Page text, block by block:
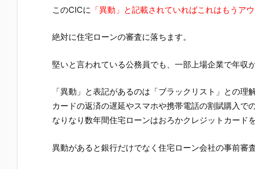
このCICに 「異動」と記載されていればこれはもうア
絶対に住宅ローンの審査に落ちます。
堅いと言われている公務員でも、一部上場企業で年収
「異動」と表記があるのは「ブラックリスト」との理
カードの返済の遅延やスマホや携帯電話の割賦購入で
なりなり数年間住宅ローンはおろかクレジットカード
異動があると銀行だけでなく住宅ローン会社の事前審